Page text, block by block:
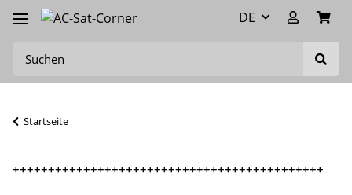
DE
Startseite
++++++++++++++++++++++++++++++++++++++++++++